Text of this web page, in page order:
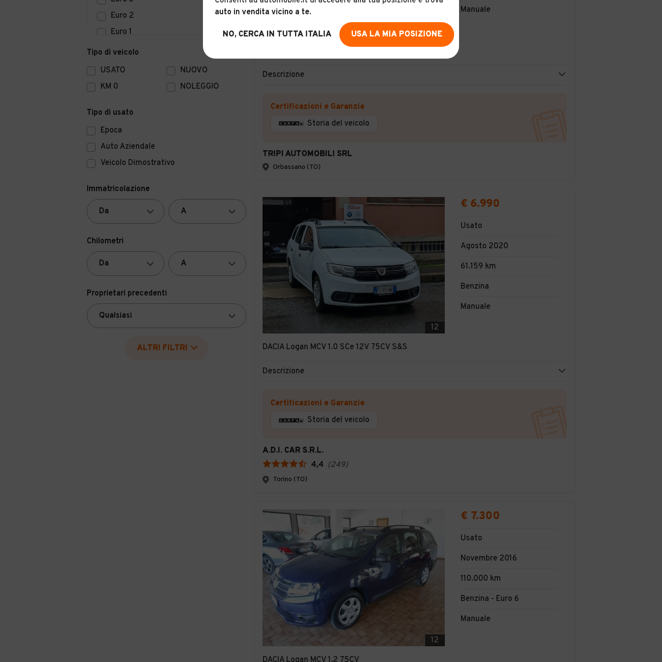
Euro 2
Euro 1
Euro 0
Tipo di veicolo
USATO
NUOVO
KM 0
NOLEGGIO
Tipo di usato
Epoca
Auto Aziendale
Veicolo Dimostrativo
Immatricolazione
Chilometri
Proprietari precedenti
ALTRI FILTRI
14
Manuale
Descrizione
Certificazioni e Garanzie
Storia del veicolo
TRIPI AUTOMOBILI SRL
Orbassano (TO)
12
DACIA Logan MCV 1.0 SCe 12V 75CV S&S
€ 6.990
Usato
Agosto 2020
61.159 km
Benzina
Manuale
Descrizione
Certificazioni e Garanzie
Storia del veicolo
A.D.I. CAR S.R.L.
4,4 (249)
Torino (TO)
12
DACIA Logan MCV 1.2 75CV
€ 7.300
Usato
Novembre 2016
110.000 km
Benzina - Euro 6
Manuale
auto in vendita vicino a te.
NO, CERCA IN TUTTA ITALIA USA LA MIA POSIZIONE